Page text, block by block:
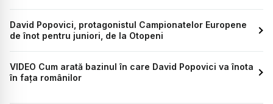
David Popovici, protagonistul Campionatelor Europene
de înot pentru juniori, de la Otopeni
VIDEO Cum arată bazinul în care David Popovici va înota
în fața românilor